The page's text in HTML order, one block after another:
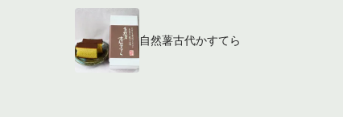
自然薯古代かすてら